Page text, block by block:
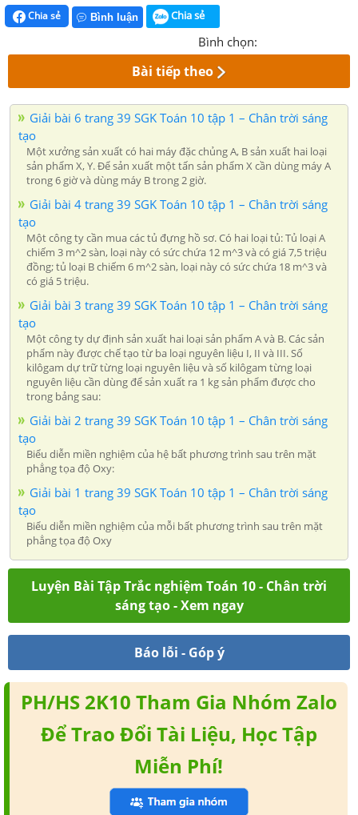
Chia sẻ Bình luận Chia sẻ
Bình chọn:
Bài tiếp theo
Giải bài 6 trang 39 SGK Toán 10 tập 1 – Chân trời sáng
tạo
Một xưởng sản xuất có hai máy đặc chủng A, B sản xuất hai loại
sản phẩm X, Y. Để sản xuất một tấn sản phẩm X cần dùng máy A
trong 6 giờ và dùng máy B trong 2 giờ.
Giải bài 4 trang 39 SGK Toán 10 tập 1 – Chân trời sáng
tạo
Một công ty cần mua các tủ đựng hồ sơ. Có hai loại tủ: Tủ loại A
chiếm 3 m^2 sàn, loại này có sức chứa 12 m^3 và có giá 7,5 triệu
đồng; tủ loại B chiếm 6 m^2 sàn, loại này có sức chứa 18 m^3 và
có giá 5 triệu.
Giải bài 3 trang 39 SGK Toán 10 tập 1 – Chân trời sáng
tạo
Một công ty dự định sản xuất hai loại sản phẩm A và B. Các sản
phẩm này được chế tạo từ ba loại nguyên liệu I, II và III. Số
kilôgam dự trữ từng loại nguyên liệu và số kilôgam từng loại
nguyên liệu cần dùng để sản xuất ra 1 kg sản phẩm được cho
trong bảng sau:
Giải bài 2 trang 39 SGK Toán 10 tập 1 – Chân trời sáng
tạo
Biểu diễn miền nghiệm của hệ bất phương trình sau trên mặt
phẳng tọa độ Oxy:
Giải bài 1 trang 39 SGK Toán 10 tập 1 – Chân trời sáng
tạo
Biểu diễn miền nghiệm của mỗi bất phương trình sau trên mặt
phẳng tọa độ Oxy
Luyện Bài Tập Trắc nghiệm Toán 10 - Chân trời
sáng tạo - Xem ngay
Báo lỗi - Góp ý
PH/HS 2K10 Tham Gia Nhóm Zalo
Để Trao Đổi Tài Liệu, Học Tập
Miễn Phí!